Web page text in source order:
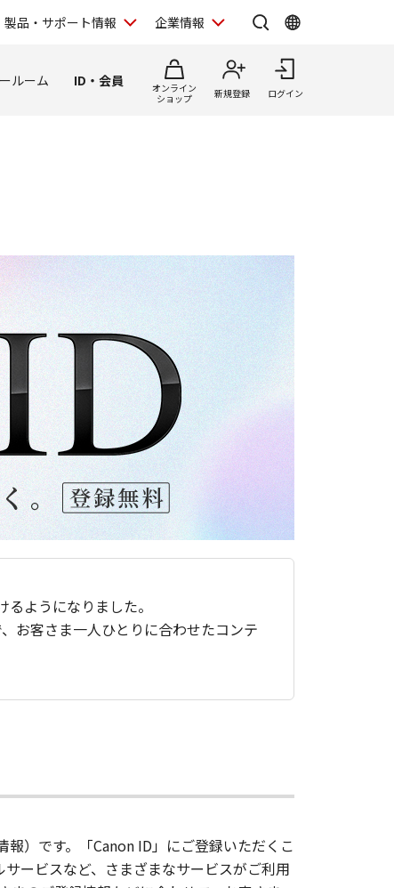
製品・サポート情報 企業情報
ルーム ID・会員
オンライン
ショップ
新規登録 ログイン
ようになりました。
お客さま一人ひとりに合わせたコンテ
）です。「Canon ID」にご登録いただくこ
ービスなど、さまざまなサービスがご利用